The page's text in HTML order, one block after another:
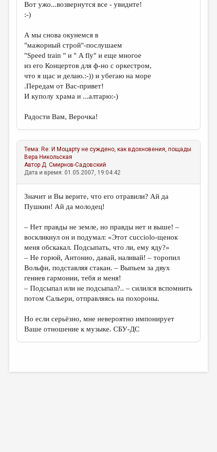
Вот ужо...возвернутся все - увидите!
:-)
А мы снова окунемся в
"мажорный строй"-послушаем
"Speed train " и " A fly" и еще многое
из его Концертов для ф-но с оркестром,
что я щас и делаю.:-)) и убегаю на море
.Передам от Вас-привет!
И куполу храма и ...алтарю:-)
Радости Вам, Верочка!
Тема: Re: И Моцарту не суждено, как вдохновения, пощады
Вера Никольская
АвторД. Смирнов-Садовский
Дата и время: 01.05.2007, 19:04:42
Значит и Вы верите, что его отравили? Ай да
Пушкин! Ай да молодец!
– Нет правды не земле, но правды нет и выше! –
воскликнул он и подумал: «Этот cucciolo-щенок
меня обскакал. Подсыпать, что ли, ему яду?»
– Не горюй, Антонио, давай, наливай! – торопил
Вольфи, подставляя стакан. – Выпьем за двух
гениев гармонии, тебя и меня!
– Подсыпал или не подсыпал?.. – силился вспомнить
потом Сальери, отправляясь на похороны.
Но если серьёзно, мне невероятно импонирует
Ваше отношение к музыке. СБУ-ДС